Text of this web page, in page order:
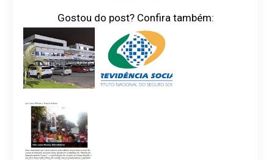
Gostou do post? Confira também: